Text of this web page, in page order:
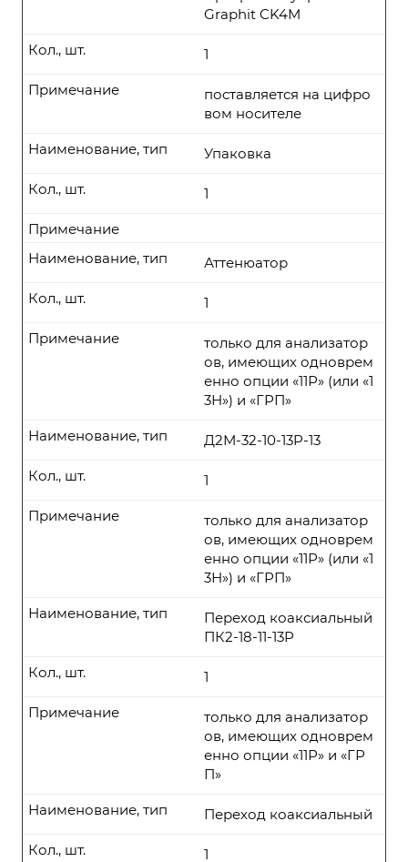
Graphit CK4M
1
Кол., шт.
поставляется на цифро
вом носителе
Примечание
Упаковка
Наименование, тип
1
Кол., шт.
Примечание
Аттенюатор
Наименование, тип
1
Кол., шт.
только для анализатор
ов, имеющих одноврем
енно опции «11Р» (или «1
3Н») и «ГРП»
Примечание
Д2М-32-10-13P-13
Наименование, тип
1
Кол., шт.
только для анализатор
ов, имеющих одноврем
енно опции «11Р» (или «1
3Н») и «ГРП»
Примечание
Переход коаксиальный
ПК2-18-11-13P
Наименование, тип
1
Кол., шт.
только для анализатор
ов, имеющих одноврем
енно опции «11Р» и «ГР
П»
Примечание
Переход коаксиальный
Наименование, тип
1
Кол., шт.